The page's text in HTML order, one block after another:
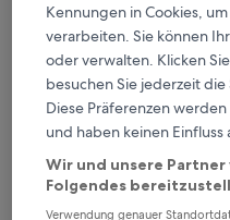
Kennungen in Cookies,
verarbeiten. Sie können
oder verwalten. Klicken
besuchen Sie jederzeit
Diese Präferenzen
und haben keinen Einfluss
Wir und unsere
Folgendes
Verwendung genauer